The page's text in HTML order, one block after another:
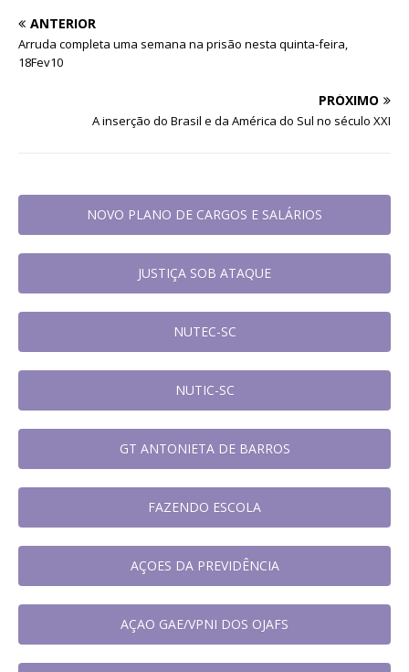
ANTERIOR
Arruda completa uma semana na prisão nesta quinta-feira,
18Fev10
PRÓXIMO
A inserção do Brasil e da América do Sul no século XXI
NOVO PLANO DE CARGOS E SALÁRIOS
JUSTIÇA SOB ATAQUE
NUTEC-SC
NUTIC-SC
GT ANTONIETA DE BARROS
FAZENDO ESCOLA
AÇOES DA PREVIDÊNCIA
AÇAO GAE/VPNI DOS OJAFS